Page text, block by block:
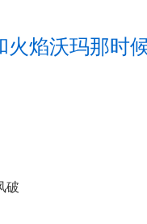
火焰沃玛那时
破